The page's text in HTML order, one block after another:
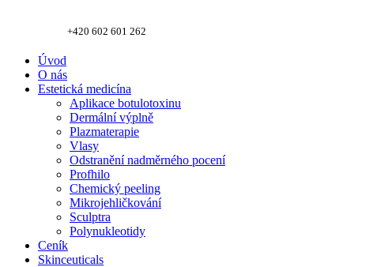
+420 602 601 262
Úvod
O nás
Estetická medicína
Aplikace botulotoxinu
Dermální výplně
Plazmaterapie
Vlasy
Odstranění nadměrného pocení
Profhilo
Chemický peeling
Mikrojehličkování
Sculptra
Polynukleotidy
Ceník
Skinceuticals